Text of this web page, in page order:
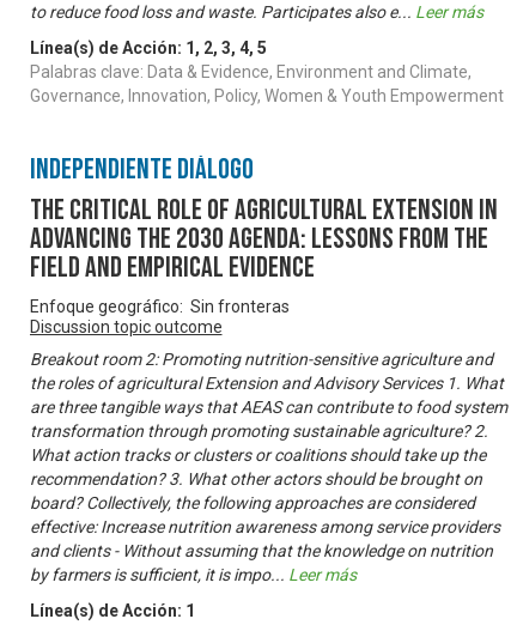
to reduce food loss and waste. Participates also e... Leer más
Línea(s) de Acción: 1 , 2, 3, 4, 5
Palabras clave: Data & Evidence, Environment and Climate,
Governance, Innovation, Policy, Women & Youth Empowerment
Independiente Diálogo
The Critical Role of Agricultural Extension in
Advancing the 2030 Agenda: Lessons from the
Field and Empirical Evidence
Enfoque geográfico: Sin fronteras
Discussion topic outcome
Breakout room 2: Promoting nutrition-sensitive agriculture and
the roles of agricultural Extension and Advisory Services 1. What
are three tangible ways that AEAS can contribute to food system
transformation through promoting sustainable agriculture? 2.
What action tracks or clusters or coalitions should take up the
recommendation? 3. What other actors should be brought on
board? Collectively, the following approaches are considered
effective: Increase nutrition awareness among service providers
and clients - Without assuming that the knowledge on nutrition
by farmers is sufficient, it is impo... Leer más
Línea(s) de Acción: 1